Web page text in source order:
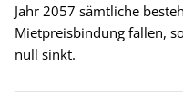
Jahr 2057 sämtliche
Mietpreisbindung fallen,
null sinkt.